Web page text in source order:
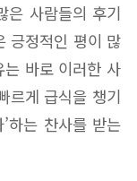
은 사람들의 후기
긍정적인 평이 많
는 바로 이러한 사
르게 급식을 챙기
하는 찬사를 받는